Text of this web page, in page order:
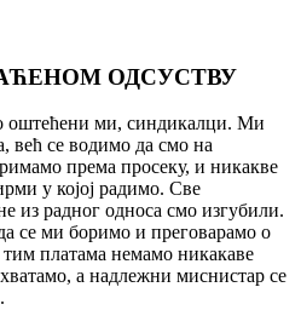
ОДСУСТВУ
оштећени ми, синдикалци. Ми
се водимо да смо на
према просеку, и никакве
у коjоj радимо. Све
из радног односа смо изгубили.
се ми боримо и преговарамо о
платама немамо никакаве
а надлежни миснистар се